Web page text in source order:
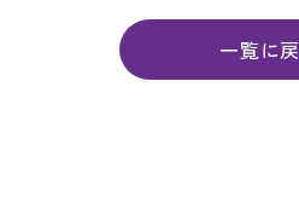
一覧に